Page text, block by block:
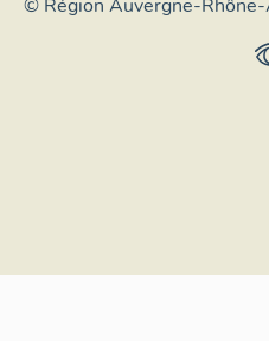
© Région Auvergne-
Inventaire général du